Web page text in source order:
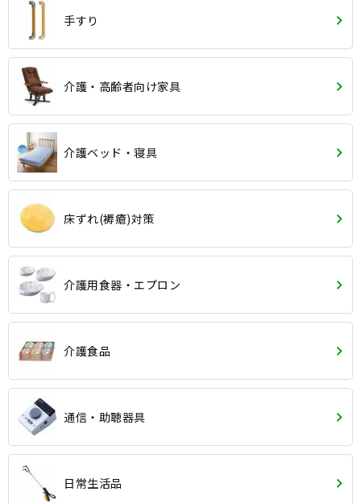
手すり
介護・高齢者向け家具
介護ベッド・寝具
床ずれ(褥瘡)対策
介護用食器・エプロン
介護食品
通信・助聴器具
日常生活品